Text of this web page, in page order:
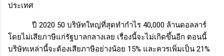
ประเทศ
ปี 2020 50 บริษัทใหญ่ที่สุดทำกำไร 40,000 ล้านดอลลาร์
โดยไม่เสียภาษีแก่รัฐบาลกลางเลย เรื่องนี้จะไม่เกิดขึ้นอีก ตอนนี้
บริษัทเหล่านี้จะต้องเสียภาษีอย่างน้อย 15% และควรเพิ่มเป็น 21%